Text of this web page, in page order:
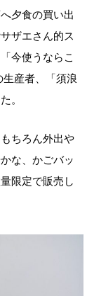
夕食の買い出
ザエさん的ス
今使うならこ
産者、「須浪
。
ちろん外出や
な、かごバッ
限定で販売し